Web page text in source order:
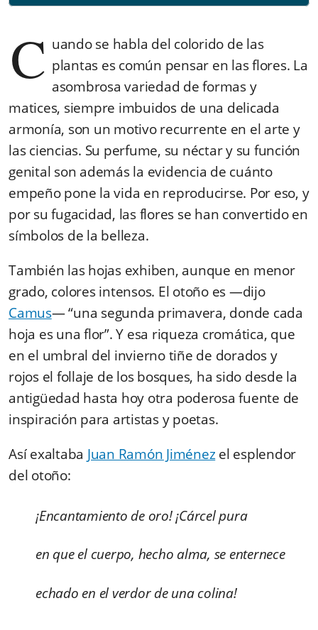
C uando se habla del colorido de las
plantas es común pensar en las flores. La
asombrosa variedad de formas y
matices, siempre imbuidos de una delicada
armonía, son un motivo recurrente en el arte y
las ciencias. Su perfume, su néctar y su función
genital son además la evidencia de cuánto
empeño pone la vida en reproducirse. Por eso, y
por su fugacidad, las flores se han convertido en
símbolos de la belleza.
También las hojas exhiben, aunque en menor
grado, colores intensos. El otoño es ―dijo
Camus― “una segunda primavera, donde cada
hoja es una flor”. Y esa riqueza cromática, que
en el umbral del invierno tiñe de dorados y
rojos el follaje de los bosques, ha sido desde la
antigüedad hasta hoy otra poderosa fuente de
inspiración para artistas y poetas.
Así exaltaba Juan Ramón Jiménezel esplendor
del otoño:
¡Encantamiento de oro! ¡Cárcel pura
en que el cuerpo, hecho alma, se enternece
echado en el verdor de una colina!